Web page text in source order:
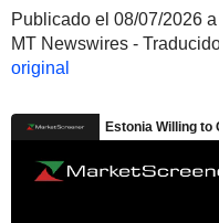
Publicado el 08/07/2026
MT Newswires -
original